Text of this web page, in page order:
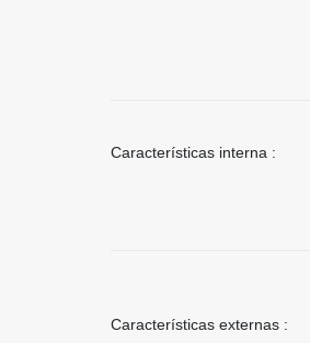
Características interna :
Características externas :